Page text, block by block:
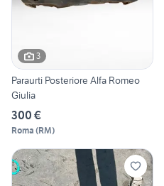
3
Paraurti Posteriore Alfa Romeo
Giulia
300 €
Roma (RM)